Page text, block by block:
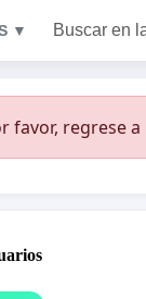
▼ Buscar en
regrese